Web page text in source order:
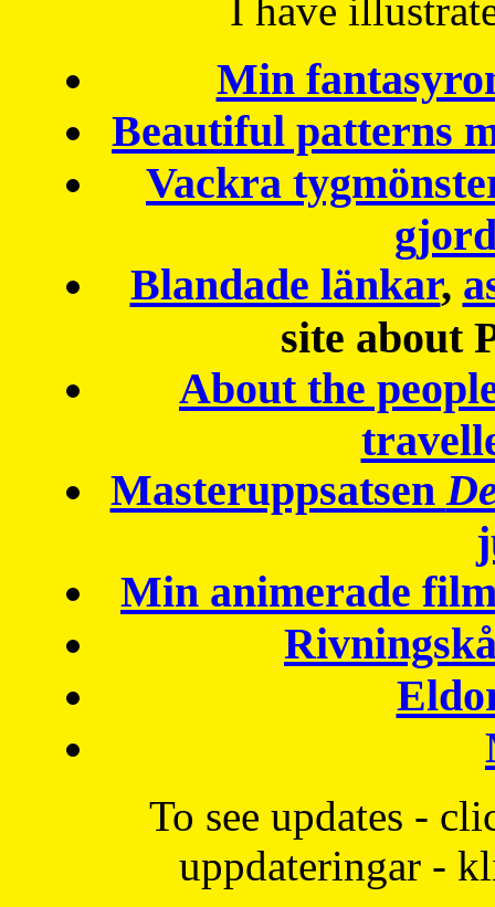
I have
Min
Beautiful patterns
Vackra
Blandade länkar,
site about
About the
Masteruppsatsen
Min animerade
To see updates -
uppdateringar -